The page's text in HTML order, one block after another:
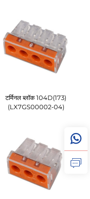
टर्मिनल ब्लॉक 104D(173)
(LX7GS00002-04)